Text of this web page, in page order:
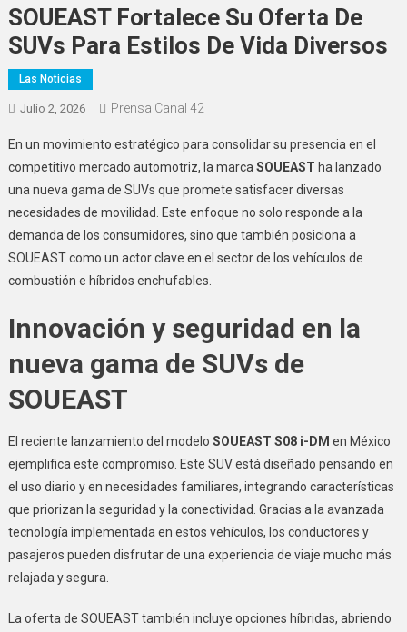
SOUEAST Fortalece Su Oferta De
SUVs Para Estilos De Vida Diversos
Las Noticias
Julio 2, 2026 Prensa Canal 42
En un movimiento estratégico para consolidar su presencia en el
competitivo mercado automotriz, la marca SOUEAST ha lanzado
una nueva gama de SUVs que promete satisfacer diversas
necesidades de movilidad. Este enfoque no solo responde a la
demanda de los consumidores, sino que también posiciona a
SOUEAST como un actor clave en el sector de los vehículos de
combustión e híbridos enchufables.
Innovación y seguridad en la
nueva gama de SUVs de
SOUEAST
El reciente lanzamiento del modelo SOUEAST S08 i-DM en México
ejemplifica este compromiso. Este SUV está diseñado pensando en
el uso diario y en necesidades familiares, integrando características
que priorizan la seguridad y la conectividad. Gracias a la avanzada
tecnología implementada en estos vehículos, los conductores y
pasajeros pueden disfrutar de una experiencia de viaje mucho más
relajada y segura.
La oferta de SOUEAST también incluye opciones híbridas, abriendo